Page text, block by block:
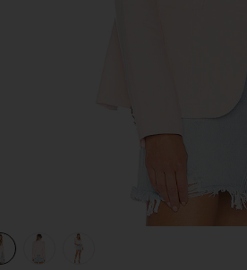
view 1 of 4 VESTE in Ballet Pink